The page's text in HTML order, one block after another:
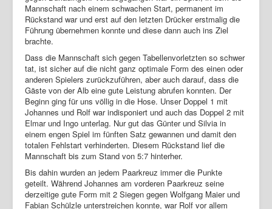
Mannschaft nach einem schwachen Start, permanent im
Rückstand war und erst auf den letzten Drücker erstmalig die
Führung übernehmen konnte und diese dann auch ins Ziel
brachte.
Dass die Mannschaft sich gegen Tabellenvorletzten so schwer
tat, ist sicher auf die nicht ganz optimale Form des einen oder
anderen Spielers zurückzuführen, aber auch darauf, dass die
Gäste von der Alb eine gute Leistung abrufen konnten. Der
Beginn ging für uns völlig in die Hose. Unser Doppel 1 mit
Johannes und Rolf war indisponiert und auch das Doppel 2 mit
Elmar und Ingo unterlag. Nur gut das Günter und Silvia in
einem engen Spiel im fünften Satz gewannen und damit den
totalen Fehlstart verhinderten. Diesem Rückstand lief die
Mannschaft bis zum Stand von 5:7 hinterher.
Bis dahin wurden an jedem Paarkreuz immer die Punkte
geteilt. Während Johannes am vorderen Paarkreuz seine
derzeitige gute Form mit 2 Siegen gegen Wolfgang Maier und
Fabian Schülzle unterstreichen konnte, war Rolf vor allem